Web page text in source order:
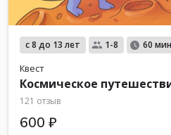
с 8 до 13 лет 1-8 60 мин
Квест
Космическое
121 отзыв
600 ₽